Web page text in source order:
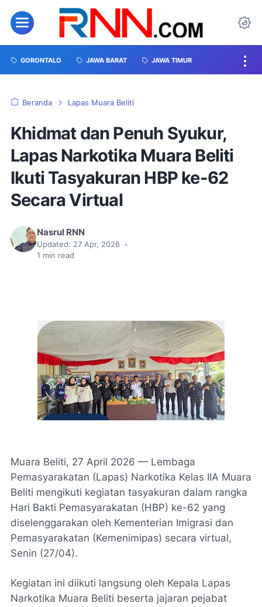
GORONTALO JAWA BARAT JAWA TIMUR
Beranda Lapas Muara Beliti
Khidmat dan Penuh Syukur,
Lapas Narkotika Muara Beliti
Ikuti Tasyakuran HBP ke-62
Secara Virtual
Nasrul RNN
Updated: 27 Apr, 2026 •
1 min read
Muara Beliti, 27 April 2026 — Lembaga
Pemasyarakatan (Lapas) Narkotika Kelas IIA Muara
Beliti mengikuti kegiatan tasyakuran dalam rangka
Hari Bakti Pemasyarakatan (HBP) ke-62 yang
diselenggarakan oleh Kementerian Imigrasi dan
Pemasyarakatan (Kemenimipas) secara virtual,
Senin (27/04).
Kegiatan ini diikuti langsung oleh Kepala Lapas
Narkotika Muara Beliti beserta jajaran pejabat